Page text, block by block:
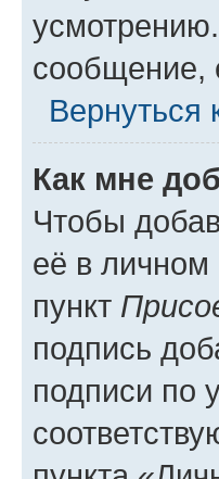
сообщение,
Вернуться
Как мне
Чтобы
её в личном
пункт
подпись
подписи по